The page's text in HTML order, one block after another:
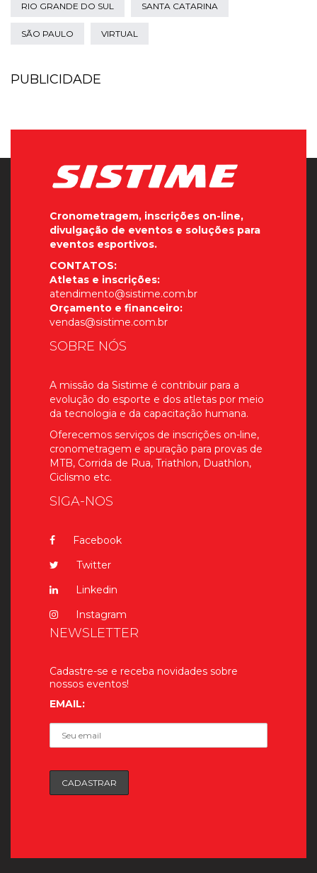
RIO GRANDE DO SUL SANTA CATARINA
SÃO PAULO VIRTUAL
PUBLICIDADE
Cronometragem, inscrições on-line,
divulgação de eventos e soluções para
eventos esportivos.
CONTATOS:
Atletas e inscrições:
atendimento@sistime.com.br
Orçamento e financeiro:
vendas@sistime.com.br
SOBRE NÓS
A missão da Sistime é contribuir para a
evolução do esporte e dos atletas por meio
da tecnologia e da capacitação humana.
Oferecemos serviços de inscrições on-line,
cronometragem e apuração para provas de
MTB, Corrida de Rua, Triathlon, Duathlon,
Ciclismo etc.
SIGA-NOS
Facebook
Twitter
Linkedin
Instagram
NEWSLETTER
Cadastre-se e receba novidades sobre
nossos eventos!
EMAIL: